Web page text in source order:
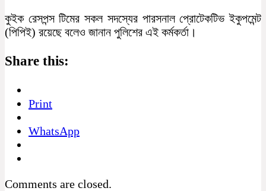
কুইক রেসপন্স টিমের সকল সদস্যের পারসনাল প্রোটেকটিভ ইকুপমেন্ট
(পিপিই) রয়েছে বলেও জানান পুলিশের এই কর্মকর্তা।
Share this:
Print
WhatsApp
Comments are closed.